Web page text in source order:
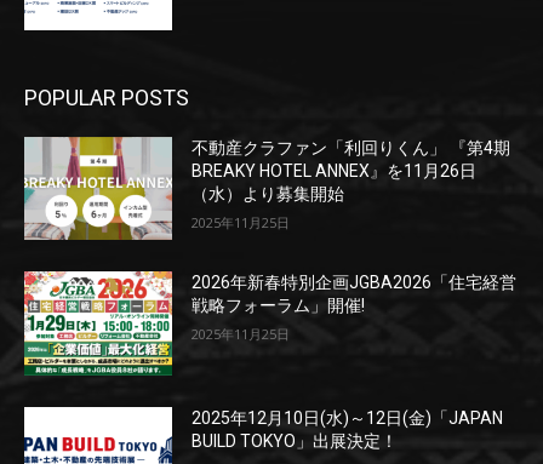
POPULAR POSTS
不動産クラファン「利回りくん」 『第4期
BREAKY HOTEL ANNEX』を11月26日
（水）より募集開始
2025年11月25日
2026年新春特別企画JGBA2026「住宅経営
戦略フォーラム」開催!
2025年11月25日
2025年12月10日(水)～12日(金)「JAPAN
BUILD TOKYO」出展決定！